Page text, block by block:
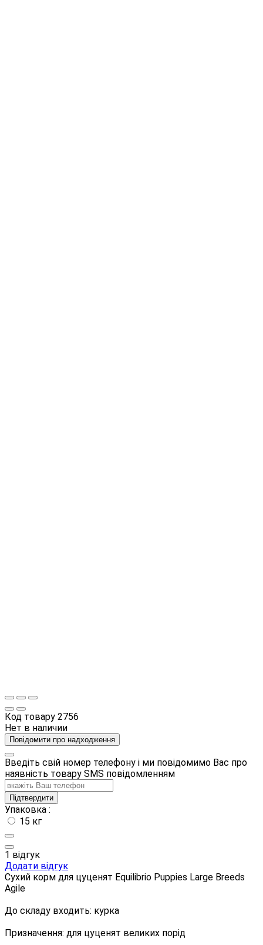
Код товару 2756
Нет в наличии
Повідомити про надходження
Введіть свій номер телефону і ми повідомимо Вас про
наявність товару SMS повідомленням
Підтвердити
Упаковка :
15 кг
1 відгук
Додати відгук
Сухий корм для цуценят Equilibrio Puppies Large Breeds
Agile
До складу входить: курка
Призначення: для цуценят великих порід